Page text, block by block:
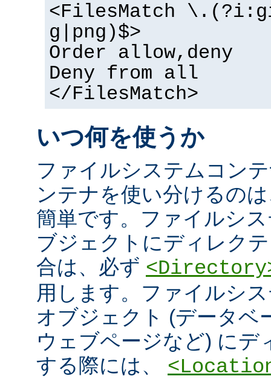
<FilesMatch
g|png)$>
Order allow,deny
Deny from all
</FilesMatch>
いつ何を使うか
ファイルシステムコン
ンテナを使い分けるの
簡単です。ファイルシ
ブジェクトにディレク
合は、必ず
用します。ファイルシ
オブジェクト (データベ
ウェブページなど) にデ
する際には、